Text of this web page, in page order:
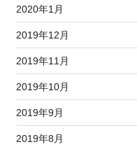
2020年1月
2019年12月
2019年11月
2019年10月
2019年9月
2019年8月